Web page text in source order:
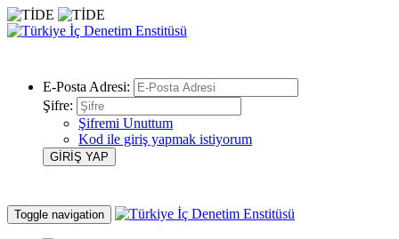
E-Posta Adresi:
Şifre:
Şifremi Unuttum
Kod ile giriş yapmak istiyorum
Toggle navigation